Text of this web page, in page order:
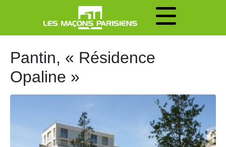
Pantin, « Résidence
Opaline »